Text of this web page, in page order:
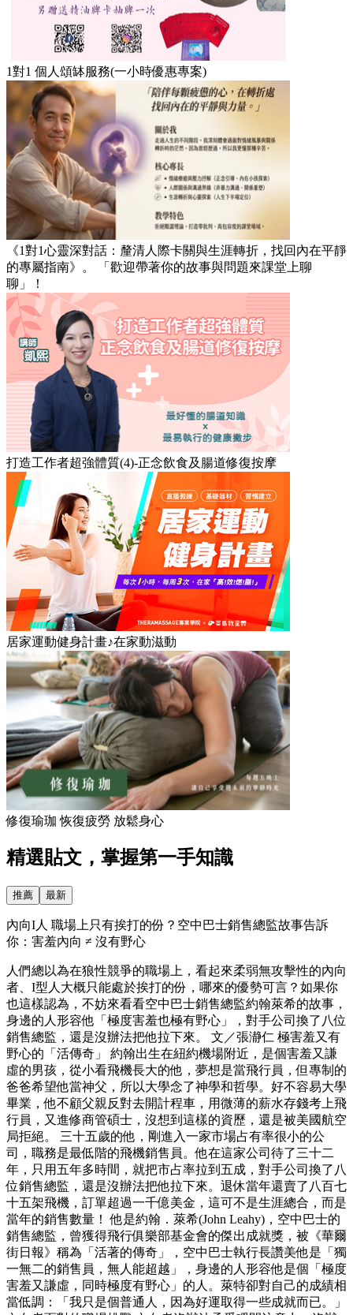
1對1 個人頌缽服務(一小時優惠專案)
《1對1心靈深對話：釐清人際卡關與生涯轉折，找回內在平靜
的專屬指南》。 「歡迎帶著你的故事與問題來課堂上聊
聊」！
打造工作者超強體質(4)-正念飲食及腸道修復按摩
居家運動健身計畫♪在家動滋動
修復瑜珈 恢復疲勞 放鬆身心
精選貼文，掌握第一手知識
推薦 最新
內向I人 職場上只有挨打的份？空中巴士銷售總監故事告訴
你：害羞內向 ≠ 沒有野心
人們總以為在狼性競爭的職場上，看起來柔弱無攻擊性的內向
者、I型人大概只能處於挨打的份，哪來的優勢可言？如果你
也這樣認為，不妨來看看空中巴士銷售總監約翰萊希的故事，
身邊的人形容他「極度害羞也極有野心」，對手公司換了八位
銷售總監，還是沒辦法把他拉下來。 文／張瀞仁 極害羞又有
野心的「活傳奇」 約翰出生在紐約機場附近，是個害羞又謙
虛的男孩，從小看飛機長大的他，夢想是當飛行員，但專制的
爸爸希望他當神父，所以大學念了神學和哲學。好不容易大學
畢業，他不顧父親反對去開計程車，用微薄的薪水存錢考上飛
行員，又進修商管碩士，沒想到這樣的資歷，還是被美國航空
局拒絕。 三十五歲的他，剛進入一家市場占有率很小的公
司，職務是最低階的飛機銷售員。他在這家公司待了三十二
年，只用五年多時間，就把市占率拉到五成，對手公司換了八
位銷售總監，還是沒辦法把他拉下來。退休當年還賣了八百七
十五架飛機，訂單超過一千億美金，這可不是生涯總合，而是
當年的銷售數量！ 他是約翰．萊希(John Leahy)，空中巴士的
銷售總監，曾獲得飛行俱樂部基金會的傑出成就獎，被《華爾
街日報》稱為「活著的傳奇」，空中巴士執行長讚美他是「獨
一無二的銷售員，無人能超越」，身邊的人形容他是個「極度
害羞又謙虛，同時極度有野心」的人。萊特卻對自己的成績相
當低調：「我只是個普通人，因為好運取得一些成就而已。」